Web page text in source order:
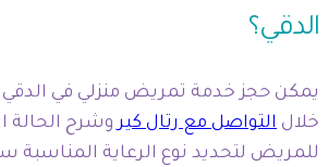
الدقي؟
يمكن حجز خدمة تمريض منزلي في
خلال التواصل مع رتال كيروشرح الحالة
للمريض لتحديد نوع الرعاية المناسبة